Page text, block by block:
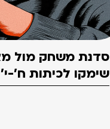
סדנת משחק מול
שימקו לכיתות ח'-י'